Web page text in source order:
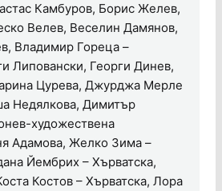
Камбуров, Борис Желев,
Велев, Веселин Дамянов,
Владимир Гореца –
Липовански, Георги Динев,
Цурева, Джурджа Мерле
Недялкова, Димитър
художествена
Адамова, Желко Зима –
Йембрих – Хърватска,
Костов – Хърватска, Лора